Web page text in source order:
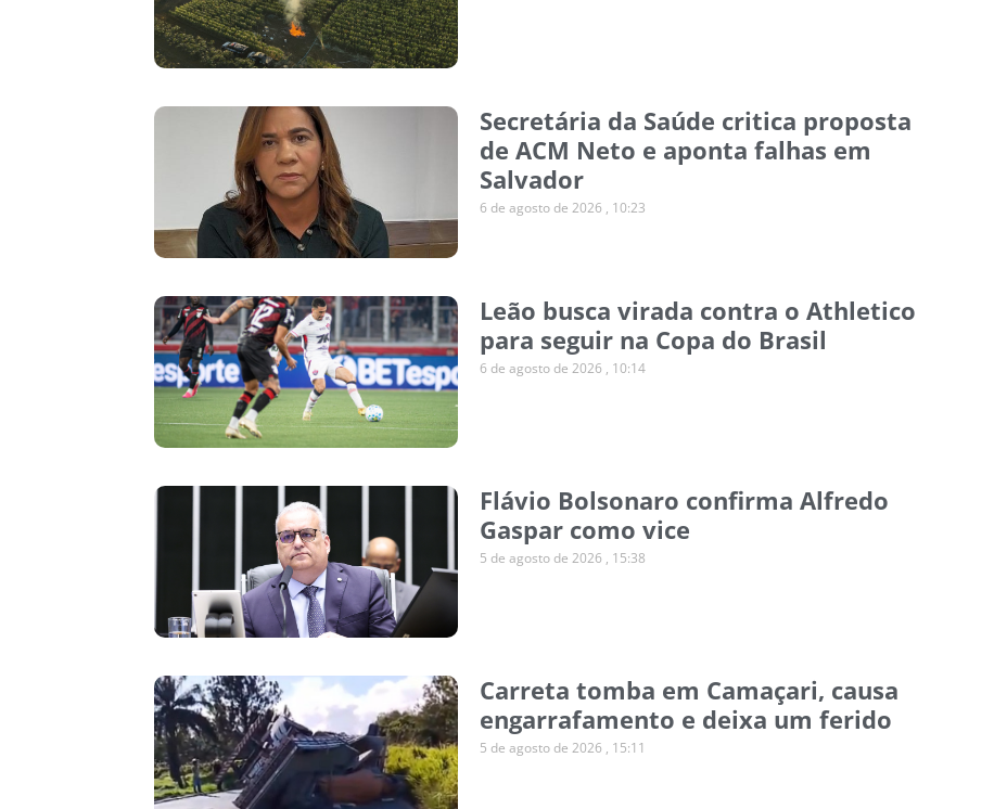
Secretária da Saúde critica proposta
de ACM Neto e aponta falhas em
Salvador
6 de agosto de 2026 10:23
Leão busca virada contra o Athletico
para seguir na Copa do Brasil
6 de agosto de 2026 10:14
Flávio Bolsonaro confirma Alfredo
Gaspar como vice
5 de agosto de 2026 15:38
Carreta tomba em Camaçari, causa
engarrafamento e deixa um ferido
5 de agosto de 2026 15:11